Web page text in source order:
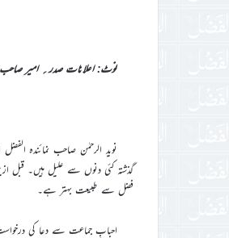
نوٹ: اعلانات صدر؍ امیر
نوید الرحمٰن صاحب نمائندہ
فضل سے طبیعت بہتر ہے۔
احبابِ جماعت سے دعا کی